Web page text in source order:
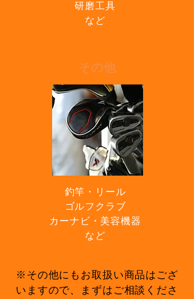
※その他にもお取扱い商品はござ
いますので、まずはご相談くださ
研磨工具
など
その他
釣竿・ リール
ゴルフクラブ
カーナビ・ 美容機器
など